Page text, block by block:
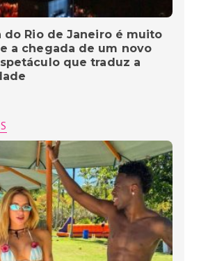
do Rio de Janeiro é muito
a chegada de um novo
que traduz a